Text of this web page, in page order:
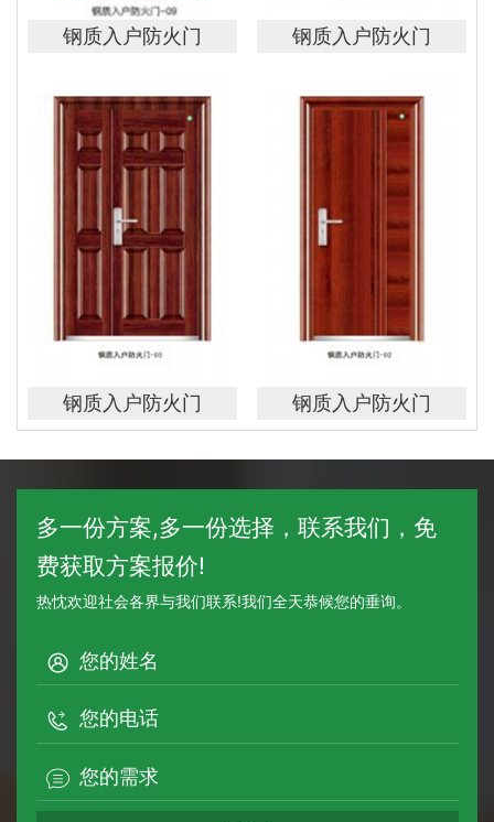
钢质入户防火门 钢质入户防火门
钢质入户防火门 钢质入户防火门
多一份方案,多一份选择，联系我们，免
费获取方案报价!
热忱欢迎社会各界与我们联系!我们全天恭候您的垂询。